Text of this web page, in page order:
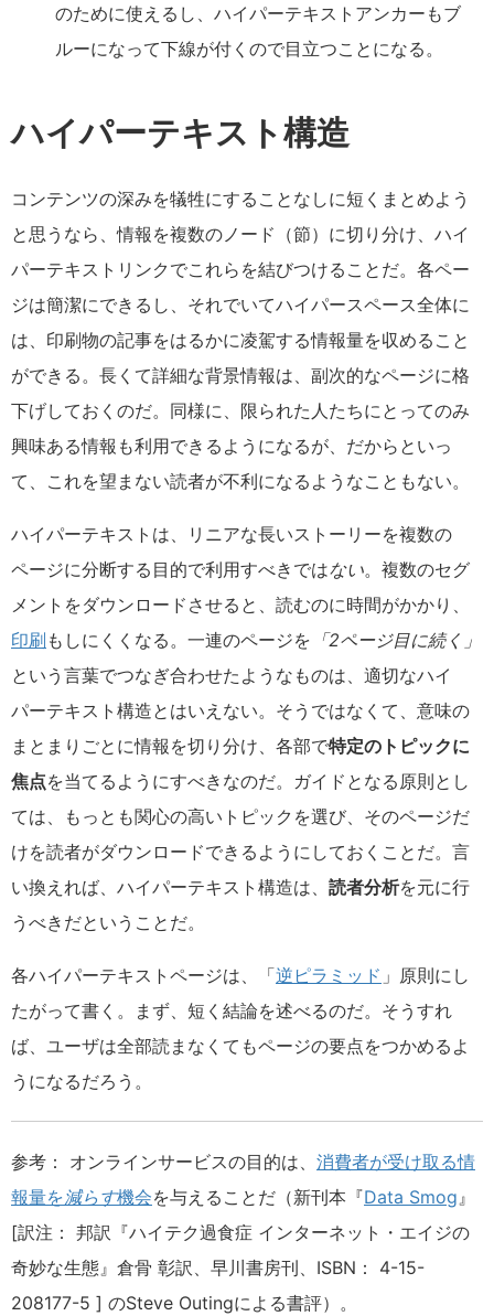
のために使えるし、ハイパーテキストアンカーもブ
ルーになって下線が付くので目立つことになる。
ハイパーテキスト構造
コンテンツの深みを犠牲にすることなしに短くまとめよう
と思うなら、情報を複数のノード（節）に切り分け、ハイ
パーテキストリンクでこれらを結びつけることだ。各ペー
ジは簡潔にできるし、それでいてハイパースペース全体に
は、印刷物の記事をはるかに凌駕する情報量を収めること
ができる。長くて詳細な背景情報は、副次的なページに格
下げしておくのだ。同様に、限られた人たちにとってのみ
興味ある情報も利用できるようになるが、だからといっ
て、これを望まない読者が不利になるようなこともない。
ハイパーテキストは、リニアな長いストーリーを複数の
ページに分断する目的で利用すべきではない。複数のセグ
メントをダウンロードさせると、読むのに時間がかかり、
印刷 もしにくくなる。一連のページを 「2ページ目に続く」
という言葉でつなぎ合わせたようなものは、適切なハイ
パーテキスト構造とはいえない。そうではなくて、意味の
まとまりごとに情報を切り分け、各部で特定のトピックに
焦点を当てるようにすべきなのだ。ガイドとなる原則とし
ては、もっとも関心の高いトピックを選び、そのページだ
けを読者がダウンロードできるようにしておくことだ。言
い換えれば、ハイパーテキスト構造は、 読者分析を元に行
うべきだということだ。
各ハイパーテキストページは、「逆ピラミッド 」原則にし
たがって書く。まず、短く結論を述べるのだ。そうすれ
ば、ユーザは全部読まなくてもページの要点をつかめるよ
うになるだろう。
参考： オンラインサービスの目的は、 消費者が受け取る情
報量を減らす機会を与えることだ（新刊本『Data Smog』
[訳注： 邦訳『ハイテク過食症 インターネット・エイジの
奇妙な生態』倉骨 彰訳、早川書房刊、ISBN： 4-15-
208177-5 ] のSteve Outingによる書評）。